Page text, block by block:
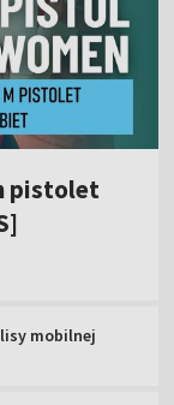
pistolet
mobilnej